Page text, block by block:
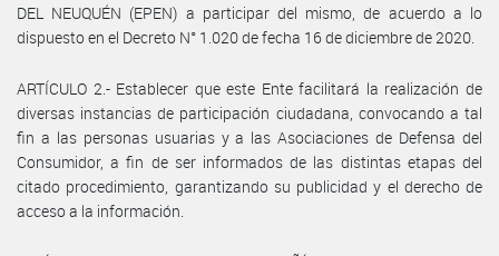
DEL NEUQUÉN (EPEN) a participar del mismo, de acuerdo a lo
dispuesto en el Decreto N° 1.020 de fecha 16 de diciembre de 2020.
ARTÍCULO 2.- Establecer que este Ente facilitará la realización de
diversas instancias de participación ciudadana, convocando a tal
fin a las personas usuarias y a las Asociaciones de Defensa del
Consumidor, a fin de ser informados de las distintas etapas del
citado procedimiento, garantizando su publicidad y el derecho de
acceso a la información.